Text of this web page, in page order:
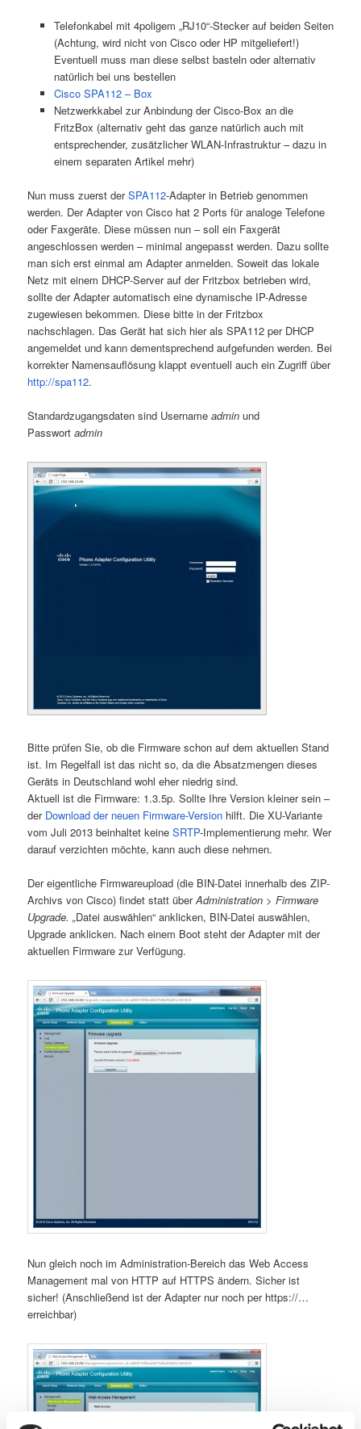
Telefonkabel mit 4poligem „RJ10“-Stecker auf beiden Seiten
(Achtung, wird nicht von Cisco oder HP mitgeliefert!)
Eventuell muss man diese selbst basteln oder alternativ
natürlich bei uns bestellen
Cisco SPA112 – Box
Netzwerkkabel zur Anbindung der Cisco-Box an die
FritzBox (alternativ geht das ganze natürlich auch mit
entsprechender, zusätzlicher WLAN-Infrastruktur – dazu in
einem separaten Artikel mehr)
Nun muss zuerst derSPA112-Adapter in Betrieb genommen
werden. Der Adapter von Cisco hat 2 Ports für analoge Telefone
oder Faxgeräte. Diese müssen nun – soll ein Faxgerät
angeschlossen werden – minimal angepasst werden. Dazu sollte
man sich erst einmal am Adapter anmelden. Soweit das lokale
Netz mit einem DHCP-Server auf der Fritzbox betrieben wird,
sollte der Adapter automatisch eine dynamische IP-Adresse
zugewiesen bekommen. Diese bitte in der Fritzbox
nachschlagen. Das Gerät hat sich hier als SPA112 per DHCP
angemeldet und kann dementsprechend aufgefunden werden. Bei
korrekter Namensauflösung klappt eventuell auch ein Zugriff über
http://spa112.
Standardzugangsdaten sind Usernameadminund
Passwortadmin
Bitte prüfen Sie, ob die Firmware schon auf dem aktuellen Stand
ist. Im Regelfall ist das nicht so, da die Absatzmengen dieses
Geräts in Deutschland wohl eher niedrig sind.
Aktuell ist die Firmware: 1.3.5p. Sollte Ihre Version kleiner sein –
der Download der neuen Firmware-Version hilft. Die XU-Variante
vom Juli 2013 beinhaltet keineSRTP-Implementierung mehr. Wer
darauf verzichten möchte, kann auch diese nehmen.
Der eigentliche Firmwareupload (die BIN-Datei innerhalb des ZIP-
Archivs von Cisco) findet statt überAdministration > Firmware
Upgrade. „Datei auswählen“ anklicken, BIN-Datei auswählen,
Upgrade anklicken. Nach einem Boot steht der Adapter mit der
aktuellen Firmware zur Verfügung.
Nun gleich noch im Administration-Bereich das Web Access
Management mal von HTTP auf HTTPS ändern. Sicher ist
sicher! (Anschließend ist der Adapter nur noch per https://…
erreichbar)